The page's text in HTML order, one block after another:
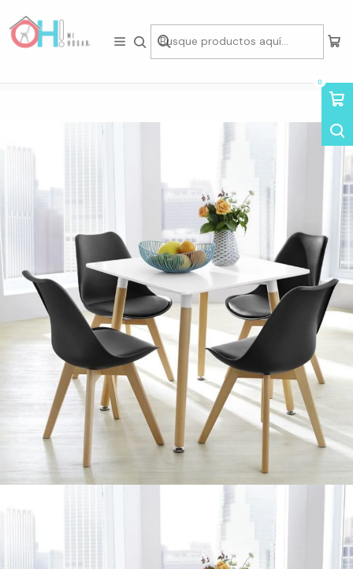
0
Inicio Comedor Juegos de Comedor
Set de Comedor Mesa Cuadrada Blanco + 4 Sillas Eames Acolchadas